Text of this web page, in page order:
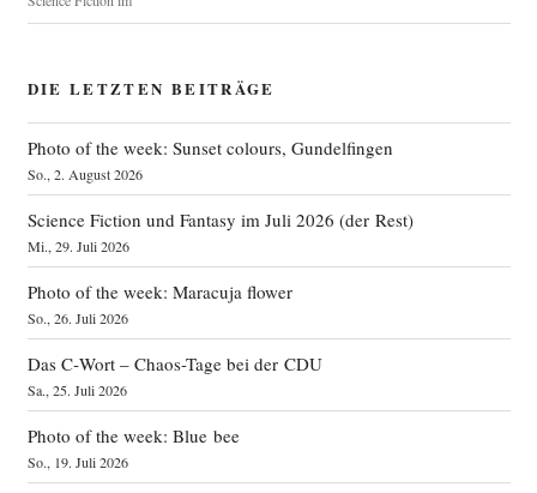
DIE LETZTEN BEITRÄGE
Photo of the week: Sunset colours, Gundelfingen
So., 2. August 2026
Science Fiction und Fantasy im Juli 2026 (der Rest)
Mi., 29. Juli 2026
Photo of the week: Maracuja flower
So., 26. Juli 2026
Das C‑Wort – Chaos-Tage bei der CDU
Sa., 25. Juli 2026
Photo of the week: Blue bee
So., 19. Juli 2026